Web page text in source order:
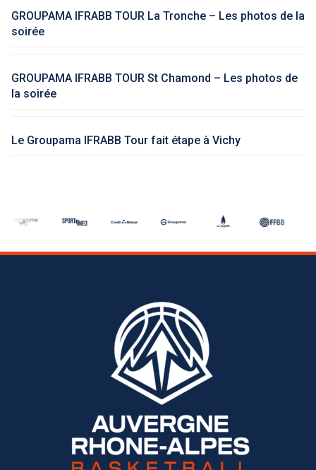
GROUPAMA IFRABB TOUR La Tronche – Les photos de la
soirée
GROUPAMA IFRABB TOUR St Chamond – Les photos de
la soirée
Le Groupama IFRABB Tour fait étape à Vichy